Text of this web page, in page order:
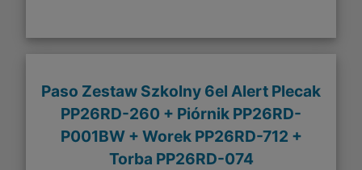
Paso Zestaw Szkolny 6el Alert Plecak
PP26RD-260 + Piórnik PP26RD-
P001BW + Worek PP26RD-712 +
Torba PP26RD-074